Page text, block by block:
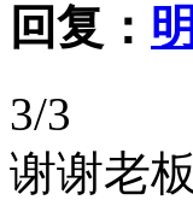
回复：
3/3
谢谢老